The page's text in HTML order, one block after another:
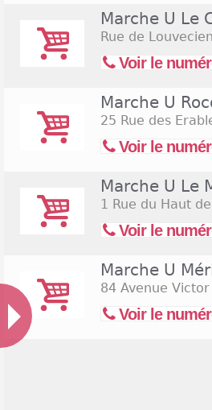
Marche U Le
Rue de
Voir le
Marche U
25 Rue des
Voir le
Marche U Le
1 Rue du Haut
Voir le
Marche U
84 Avenue
Voir le